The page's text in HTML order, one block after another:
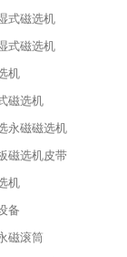
式磁选机
式磁选机
机
磁选机
永磁磁选机
磁选机皮带
机
备
磁滚筒